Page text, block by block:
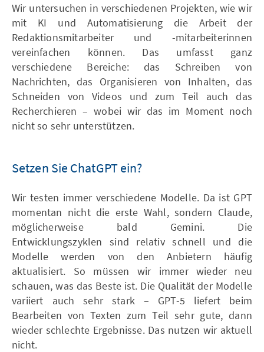
Wir untersuchen in verschiedenen Projekten, wie wir
mit KI und Automatisierung die Arbeit der
Redaktionsmitarbeiter und -mitarbeiterinnen
vereinfachen können. Das umfasst ganz
verschiedene Bereiche: das Schreiben von
Nachrichten, das Organisieren von Inhalten, das
Schneiden von Videos und zum Teil auch das
Recherchieren – wobei wir das im Moment noch
nicht so sehr unterstützen.
Setzen Sie ChatGPT ein?
Wir testen immer verschiedene Modelle. Da ist GPT
momentan nicht die erste Wahl, sondern Claude,
möglicherweise bald Gemini. Die
Entwicklungszyklen sind relativ schnell und die
Modelle werden von den Anbietern häufig
aktualisiert. So müssen wir immer wieder neu
schauen, was das Beste ist. Die Qualität der Modelle
variiert auch sehr stark – GPT-5 liefert beim
Bearbeiten von Texten zum Teil sehr gute, dann
wieder schlechte Ergebnisse. Das nutzen wir aktuell
nicht.